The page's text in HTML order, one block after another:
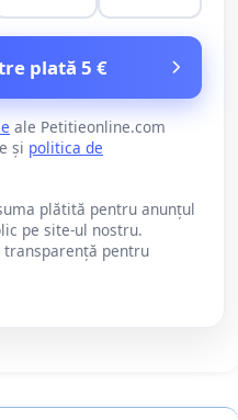
plată 5 €
ale Petitieonline.com
și politica de
plătită pentru anunțul
pe site-ul nostru.
transparență pentru